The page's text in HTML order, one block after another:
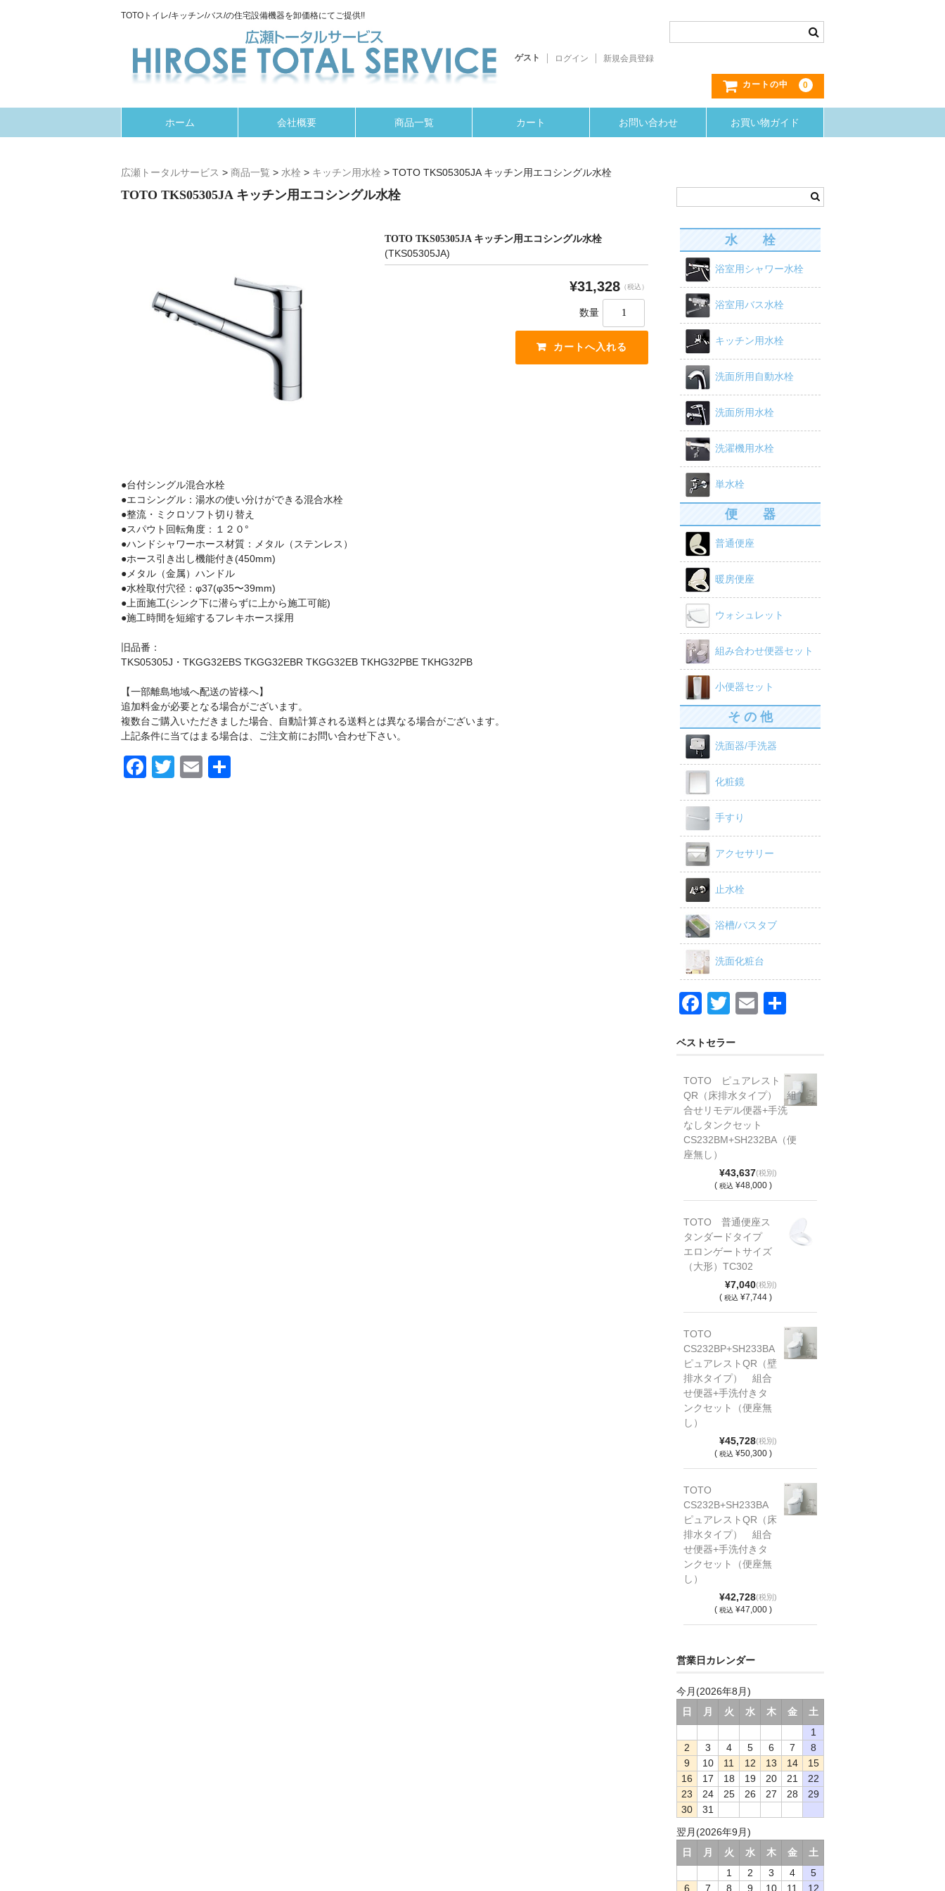
TOTOトイレ/キッチン/バス/の住宅設備機器を卸価格にてご提供!!
ゲスト ログイン 新規会員登録
カートの中 0
ホーム 会社概要 商品一覧 カート お問い合わせ お買い物ガイド
広瀬トータルサービス > 商品一覧 > 水栓 > キッチン用水栓 > TOTO TKS05305JA キッチン用エコシングル水栓
TOTO TKS05305JA キッチン用エコシングル水栓
TOTO TKS05305JA キッチン用エコシングル水栓
(TKS05305JA)
¥31,328 （税込）
数量
●台付シングル混合水栓
●エコシングル：湯水の使い分けができる混合水栓
●整流・ミクロソフト切り替え
●スパウト回転角度：１２０°
●ハンドシャワーホース材質：メタル（ステンレス）
●ホース引き出し機能付き(450mm)
●メタル（金属）ハンドル
●水栓取付穴径：φ37(φ35〜39mm)
●上面施工(シンク下に潜らずに上から施工可能)
●施工時間を短縮するフレキホース採用
旧品番：
TKS05305J・TKGG32EBS TKGG32EBR TKGG32EB TKHG32PBE TKHG32PB
【一部離島地域へ配送の皆様へ】
追加料金が必要となる場合がございます。
複数台ご購入いただきました場合、自動計算される送料とは異なる場合がございます。
上記条件に当てはまる場合は、ご注文前にお問い合わせ下さい。
F
T
E
水 栓
浴室用シャワー水栓
浴室用バス水栓
キッチン用水栓
洗面所用自動水栓
洗面所用水栓
洗濯機用水栓
単水栓
便 器
普通便座
暖房便座
ウォシュレット
組み合わせ便器セット
小便器セット
そ の 他
洗面器/手洗器
化粧鏡
手すり
アクセサリー
止水栓
浴槽/バスタブ
洗面化粧台
F
c
e
b
o
o
k
T
tt
er
E
ベストセラー
TOTO ピュアレスト
QR（床排水タイプ） 組
合せリモデル便器+手洗
なしタンクセット
CS232BM+SH232BA（便
座無し）
¥43,637(税別)
( 税込 ¥48,000 )
TOTO 普通便座ス
タンダードタイプ
エロンゲートサイズ
（大形）TC302
¥7,040(税別)
( 税込 ¥7,744 )
TOTO
CS232BP+SH233BA
ピュアレストQR（壁
排水タイプ） 組合
せ便器+手洗付きタ
ンクセット（便座無
し）
¥45,728(税別)
( 税込 ¥50,300 )
TOTO
CS232B+SH233BA
ピュアレストQR（床
排水タイプ） 組合
せ便器+手洗付きタ
ンクセット（便座無
し）
¥42,728(税別)
( 税込 ¥47,000 )
営業日カレンダー
今月(2026年8月)
日
月 火 水 木 金
土
1
2
3 4 5 6 7
8
9
10 11 12 13 14
15
16
17 18 19 20 21
22
23
24 25 26 27 28
29
30
31
翌月(2026年9月)
日
月 火 水 木 金
土
1
2 3 4
5
6
7 8 9 10 11 12